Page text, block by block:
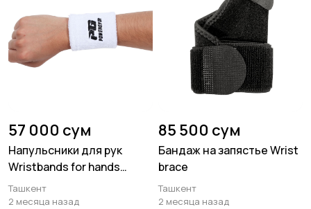
57 000 сум
Напульсники для рук
Wristbands for hands
PowerGym
Ташкент
2 месяца назад
85 500 сум
Бандаж на запястье Wrist
brace
Ташкент
2 месяца назад